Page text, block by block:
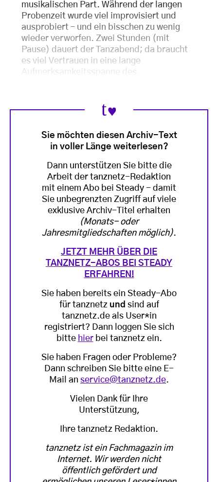
musikalischen Part. Während der langen
Probenzeit wurde viel improvisiert und
ausprobiert – und ein bisschen zu wenig
wieder verworfen. Zwei Stunden (mit
Pause) dauert der Tanzabend; da braucht
es viel Vertrauen in eine lange
Aufmerksamkeitsspanne des
Sie möchten diesen Archiv-Text
in voller Länge weiterlesen?
Dann unterstützen Sie bitte die
Arbeit der tanznetz-Redaktion
mit einem Abo bei Steady - damit
Sie unbegrenzten Zugriff auf viele
exklusive Archiv-Titel erhalten
(Monats- oder
Jahresmitgliedschaften möglich).
JETZT MEHR ÜBER DIE
TANZNETZ-ABOS BEI STEADY
ERFAHREN!
Sie haben bereits ein Steady-Abo
für tanznetz und sind auf
tanznetz.de als User*in
registriert? Dann loggen Sie sich
bitte hierbei tanznetz ein.
Sie haben Fragen oder Probleme?
Dann schreiben Sie bitte eine E-
Mail an service@tanznetz.de.
Vielen Dank für Ihre
Unterstützung,
Ihre tanznetz Redaktion.
tanznetz ist ein Fachmagazin im
Internet. Wir werden nicht
öffentlich gefördert und